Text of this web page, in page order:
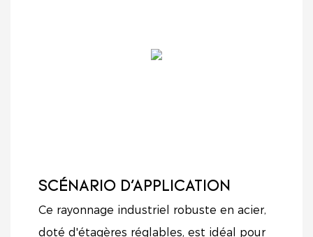
SCÉNARIO D'APPLICATION
Ce rayonnage industriel robuste en acier,
doté d'étagères réglables, est idéal pour